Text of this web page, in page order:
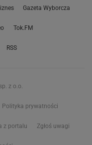
Gazeta Wyborcza
Tok.FM
RSS
z o.o.
Polityka prywatności
z portalu Zgłoś uwagi